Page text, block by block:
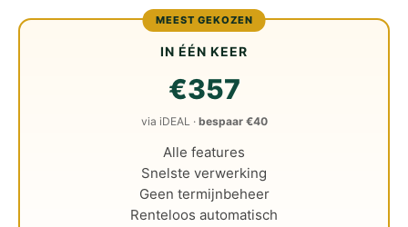
MEEST GEKOZEN
IN ÉÉN KEER
€357
via iDEAL · bespaar €40
Alle features
Snelste verwerking
Geen termijnbeheer
Renteloos automatisch